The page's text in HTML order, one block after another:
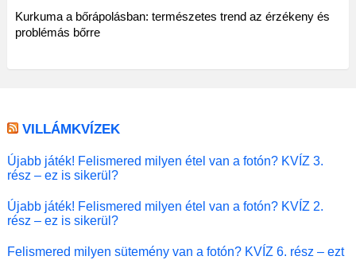
Kurkuma a bőrápolásban: természetes trend az érzékeny és
problémás bőrre
VILLÁMKVÍZEK
Újabb játék! Felismered milyen étel van a fotón? KVÍZ 3.
rész – ez is sikerül?
Újabb játék! Felismered milyen étel van a fotón? KVÍZ 2.
rész – ez is sikerül?
Felismered milyen sütemény van a fotón? KVÍZ 6. rész – ezt